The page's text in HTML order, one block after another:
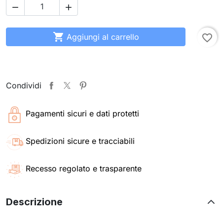
 
 Aggiungi al carrello favorite_border
Condividi
Pagamenti sicuri e dati protetti
Spedizioni sicure e tracciabili
Recesso regolato e trasparente
Descrizione